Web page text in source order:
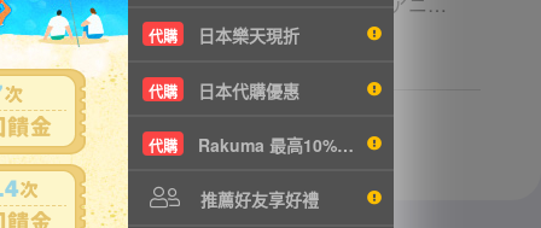
代購 日本樂天現折
代購 日本代購優惠
代購 Rakuma 最高10%現折
推薦好友享好禮
1702円 NT368